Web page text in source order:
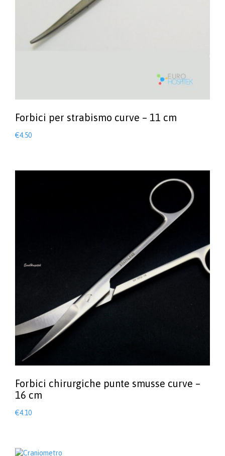
Forbici per strabismo curve – 11 cm
€4.50
Forbici chirurgiche punte smusse curve –
16 cm
€4.10